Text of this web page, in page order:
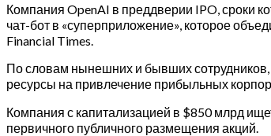
Компания OpenAI в преддверии IPO, сроки
чат-бот в «суперприложение», которое
Financial Times.
По словам нынешних и бывших сотрудников,
ресурсы на привлечение прибыльных
Компания с капитализацией в $850 млрд
первичного публичного размещения акций.